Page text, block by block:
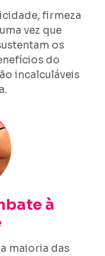
firmeza
vez que
os
do
incalculáveis
à
maioria das